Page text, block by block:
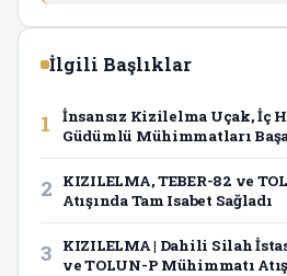
İlgili Başlıklar
1
İnsansız Kizilelma Uçak, İç
Güdümlü Mühimmatları
2
KIZILELMA, TEBER-82 ve
Atışında Tam Isabet Sağladı
3
KIZILELMA | Dahili Silah
ve TOLUN-P Mühimmatı